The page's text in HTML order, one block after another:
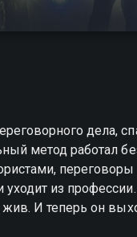
дела,
метод работал
из
И теперь он
крах?